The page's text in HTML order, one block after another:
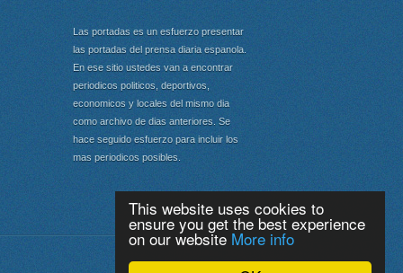
This website uses cookies to
ensure you get the best experience
on our website More info
Las portadas es un esfuerzo presentar
las portadas del prensa diaria espanola.
En ese sitio ustedes van a encontrar
periodicos politicos, deportivos,
economicos y locales del mismo dia
como archivo de dias anteriores. Se
hace seguido esfuerzo para incluir los
mas periodicos posibles.